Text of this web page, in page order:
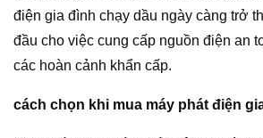
điện gia đình chạy dầu ngày càng trở
đầu cho việc cung cấp nguồn điện an
các hoàn cảnh khẩn cấp.
cách chọn khi mua máy phát điện